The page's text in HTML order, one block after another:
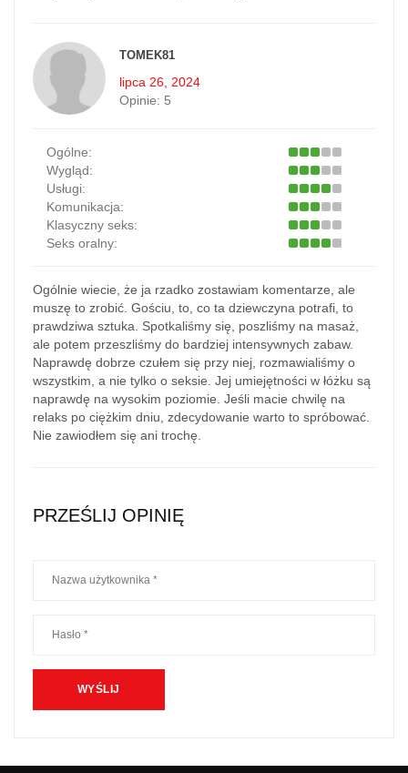
TOMEK81
lipca 26, 2024
Opinie: 5
Ogólne:
Wygląd:
Usługi:
Komunikacja:
Klasyczny seks:
Seks oralny:
Ogólnie wiecie, że ja rzadko zostawiam komentarze, ale
muszę to zrobić. Gościu, to, co ta dziewczyna potrafi, to
prawdziwa sztuka. Spotkaliśmy się, poszliśmy na masaż,
ale potem przeszliśmy do bardziej intensywnych zabaw.
Naprawdę dobrze czułem się przy niej, rozmawialiśmy o
wszystkim, a nie tylko o seksie. Jej umiejętności w łóżku są
naprawdę na wysokim poziomie. Jeśli macie chwilę na
relaks po ciężkim dniu, zdecydowanie warto to spróbować.
Nie zawiodłem się ani trochę.
PRZEŚLIJ OPINIĘ